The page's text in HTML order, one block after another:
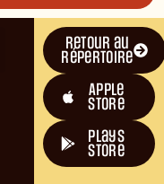
Retour au
répertoire
Apple
Store
plays
store